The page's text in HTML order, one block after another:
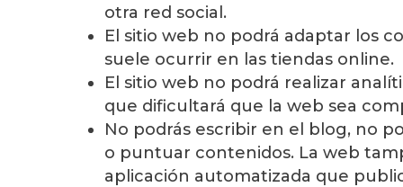
otra red social.
El sitio web no podrá adaptar los
suele ocurrir en las tiendas online.
El sitio web no podrá realizar
que dificultará que la web sea
No podrás escribir en el blog, no
o puntuar contenidos. La web
aplicación automatizada que